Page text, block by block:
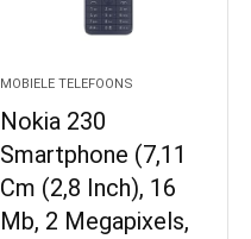
MOBIELE TELEFOONS
Nokia 230
Smartphone (7,11
Cm (2,8 Inch), 16
Mb, 2 Megapixels,